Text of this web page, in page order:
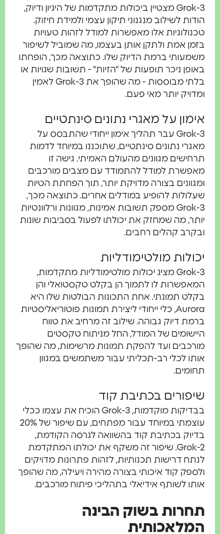
Grok-3 מצטיין ביכולות מתקדמות של היגיון ודיוק,
הודות לשילוב מנגנוני תיקון עצמי ולמידת חיזוק.
טכנולוגיות אלו מאפשרות למודל לזהות טעויות
בזמן אמת ולתקן אותן בעצמו, מה שמוביל לשיפור
משמעותי ברמת הדיוק שלו. כתוצאה מכך, הופחתו
באופן ניכר תופעות של "הזיות" - תשובות שגויות או
בלתי מבוססות - מה שהופך את Grok-3 לאמין
ומדויק יותר מאי פעם.
אימון על מאגרי נתונים סינתטיים
Grok-3 עבר תהליך אימון ייחודי שהתבסס על
מאגרי נתונים סינתטיים, שתוכננו במיוחד לדמות
תרחישים מגוונים מהעולם האמיתי. גישה זו
מאפשרת למודל להתמודד עם מצבים מורכבים
ומגוונים בצורה מדויקת יותר, תוך הפחתת הטיות
שעלולות להופיע במודלים אחרים. כתוצאה מכך,
Grok-3 מספק תשובות אמינות, מגוונות ורלוונטיות
יותר, מה שמחזק את יכולתו לפעול בסביבות שונות
ובקרב קהלים רחבים.
יכולות מולטימודליות
Grok-3 מציג יכולות מולטימודליות מתקדמות,
המאפשרות לו לתמוך הן בקלט טקסטואלי והן
בקלט תמונתי. אחת התכונות הבולטות שלו היא
Aurora, כלי ייחודי ליצירת תמונות פוטוריאליסטיות
ברמת דיוק גבוהה. שילוב זה מרחיב את טווח
היישומים של המודל, החל מניתוח טקסטים
מורכבים ועד להפקת תמונות מרשימות, מה שהופך
אותו לכלי רב-תכליתי עבור משתמשים במגוון
תחומים.
שיפורים בכתיבת קוד
בבדיקות מוקדמות, Grok-3 הוכיח את עצמו ככלי
עוצמתי במיוחד עבור מפתחים, עם שיפור של 20%
בדיוק בכתיבת קוד בהשוואה לגרסה הקודמת,
Grok-2. שיפור זה משקף את יכולתו המתקדמת
לנתח דרישות תכנותיות, לזהות פתרונות מדויקים
ולספק קוד איכותי בצורה מהירה ויעילה, מה שהופך
אותו לשותף אידיאלי בתהליכי פיתוח מורכבים.
תחרות בשוק הבינה
המלאכותית